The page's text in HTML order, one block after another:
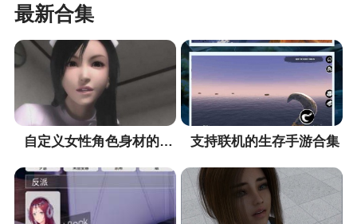
2、由于死亡之屋属于射击游戏，因此在DC或
街机上都有相应的枪械
3、玩家飞驰在公路上，用车头发出的子弹消灭
4、故事情节比前作更加惊险刺激，多种模式的
选择将带给您全新的体验
小编评价
最新合集
自定义女性角色身材的手游合集 支持联机的生存手游合集